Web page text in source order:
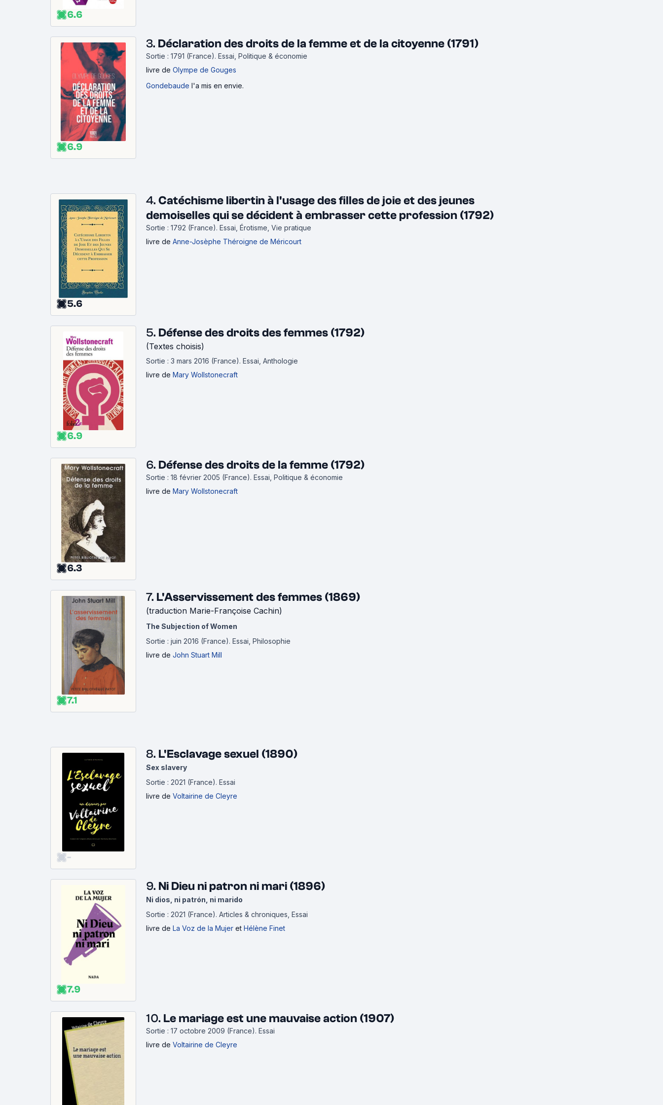
6.6
6.9
3. Déclaration des droits de la femme et de la citoyenne (1791)
Sortie : 1791 (France). Essai, Politique & économie
livre de Olympe de Gouges
Gondebaude l'a mis en envie.
5.6
4. Catéchisme libertin à l'usage des filles de joie et des jeunes
demoiselles qui se décident à embrasser cette profession (1792)
Sortie : 1792 (France). Essai, Érotisme, Vie pratique
livre de Anne-Josèphe Théroigne de Méricourt
6.9
5. Défense des droits des femmes (1792)
(Textes choisis)
Sortie : 3 mars 2016 (France). Essai, Anthologie
livre de Mary Wollstonecraft
6.3
6. Défense des droits de la femme (1792)
Sortie : 18 février 2005 (France). Essai, Politique & économie
livre de Mary Wollstonecraft
7.1
7. L'Asservissement des femmes (1869)
(traduction Marie-Françoise Cachin)
The Subjection of Women
Sortie : juin 2016 (France). Essai, Philosophie
livre de John Stuart Mill
-
8. L'Esclavage sexuel (1890)
Sex slavery
Sortie : 2021 (France). Essai
livre de Voltairine de Cleyre
7.9
9. Ni Dieu ni patron ni mari (1896)
Ni dios, ni patrón, ni marido
Sortie : 2021 (France). Articles & chroniques, Essai
livre de La Voz de la Mujer et Hélène Finet
10. Le mariage est une mauvaise action (1907)
Sortie : 17 octobre 2009 (France). Essai
livre de Voltairine de Cleyre